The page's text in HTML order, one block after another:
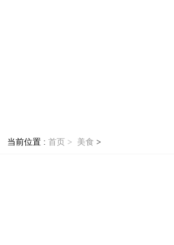
当前位置 : 首页 > 美食 >